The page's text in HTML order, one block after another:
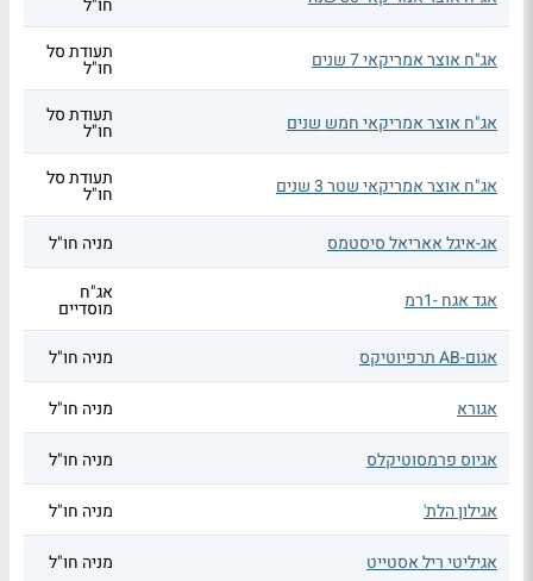
חו"ל
אג"ח אוצר אמריקאי 7 שנים תעודת סל
חו"ל
אג"ח אוצר אמריקאי חמש שנים תעודת סל
חו"ל
אג"ח אוצר אמריקאי שטר 3 שנים תעודת סל
חו"ל
אג-איגל אאריאל סיסטמס
מניה חו"ל
אגד אגח -1רמ אג"ח
מוסדיים
אגום-AB תרפיוטיקס
מניה חו"ל
אגורא מניה חו"ל
אגיוס פרמסוטיקלס מניה חו"ל
אגילון הלת' מניה חו"ל
אגיליטי ריל אסטייט מניה חו"ל